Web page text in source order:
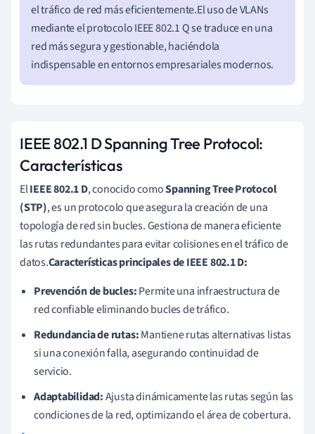
el tráfico de red más eficientemente.El uso de VLANs
mediante el protocolo IEEE 802.1 Q se traduce en una
red más segura y gestionable, haciéndola
indispensable en entornos empresariales modernos.
IEEE 802.1 D Spanning Tree Protocol:
Características
ElIEEE 802.1 D, conocido comoSpanning Tree Protocol
(STP), es un protocolo que asegura la creación de una
topología de red sin bucles. Gestiona de manera eficiente
las rutas redundantes para evitar colisiones en el tráfico de
datos.Características principales de IEEE 802.1 D:
Prevención de bucles:Permite una infraestructura de
red confiable eliminando bucles de tráfico.
Redundancia de rutas:Mantiene rutas alternativas listas
si una conexión falla, asegurando continuidad de
servicio.
Adaptabilidad:Ajusta dinámicamente las rutas según las
condiciones de la red, optimizando el área de cobertura.